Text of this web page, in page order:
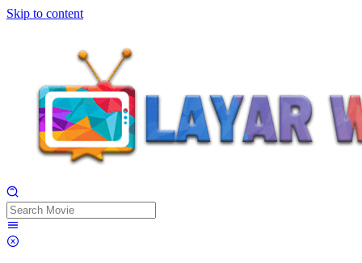
Skip to content